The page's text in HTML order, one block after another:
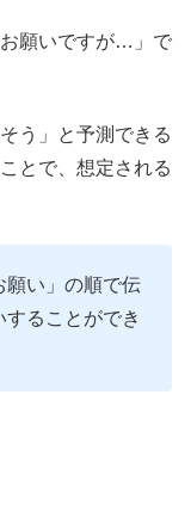
願いですが…」で
う」と予測できる
とで、想定される
い」の順で伝
ることができ